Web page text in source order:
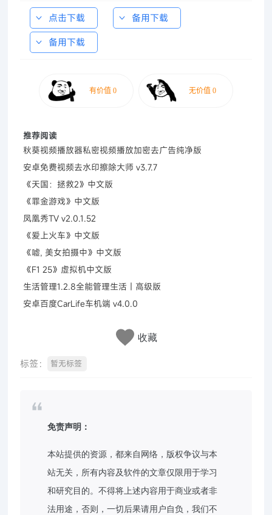
点击下载
备用下载
备用下载
推荐阅读
秋葵视频播放器私密视频播放加密去广告纯净版
安卓免费视频去水印擦除大师 v3.7.7
《天国：拯救2》中文版
《罪金游戏》中文版
凤凰秀TV v2.0.1.52
《爱上火车》中文版
《嘘, 美女拍摄中》中文版
《F1 25》虚拟机中文版
生活管理1.2.8全能管理生活｜高级版
安卓百度CarLife车机端 v4.0.0
收藏
标签： 暂无标签
免责声明：
本站提供的资源，都来自网络，版权争议与本
站无关，所有内容及软件的文章仅限用于学习
和研究目的。不得将上述内容用于商业或者非
法用途，否则，一切后果请用户自负，我们不